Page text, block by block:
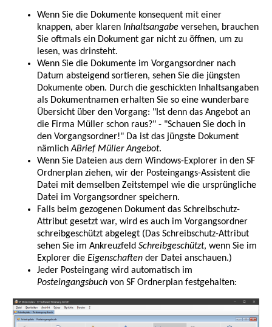
Wenn Sie die Dokumente konsequent mit einer
knappen, aber klaren Inhaltsangabeversehen, brauchen
Sie oftmals ein Dokument gar nicht zu öffnen, um zu
lesen, was drinsteht.
Wenn Sie die Dokumente im Vorgangsordner nach
Datum absteigend sortieren, sehen Sie die jüngsten
Dokumente oben. Durch die geschickten Inhaltsangaben
als Dokumentnamen erhalten Sie so eine wunderbare
Übersicht über den Vorgang: "Ist denn das Angebot an
die Firma Müller schon raus?" - "Schauen Sie doch in
den Vorgangsordner!" Da ist das jüngste Dokument
nämlichABrief Müller Angebot.
Wenn Sie Dateien aus dem Windows-Explorer in den SF
Ordnerplan ziehen, wir der Posteingangs-Assistent die
Datei mit demselben Zeitstempel wie die ursprüngliche
Datei im Vorgangsordner speichern.
Falls beim gezogenen Dokument das Schreibschutz-
Attribut gesetzt war, wird es auch im Vorgangsordner
schreibgeschützt abgelegt (Das Schreibschutz-Attribut
sehen Sie im Ankreuzfeld Schreibgeschützt, wenn Sie im
Explorer die Eigenschaftender Datei anschauen.)
Jeder Posteingang wird automatisch im
Posteingangsbuchvon SF Ordnerplan festgehalten: